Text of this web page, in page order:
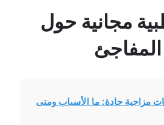
المدونة
مجانیة حول
مزاجية حادة: ما الأسباب ومتى